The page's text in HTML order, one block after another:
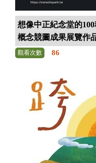
想像中正紀念堂的
概念競圖成果展覽作
觀看次數 86